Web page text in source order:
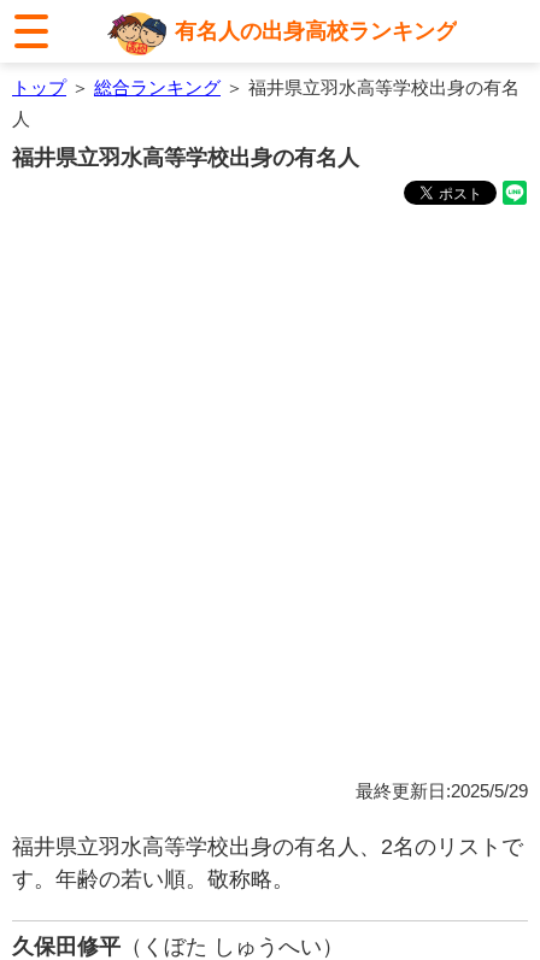
有名人の出身高校ランキング
トップ＞ 総合ランキング ＞ 福井県立羽水高等学校出身の有名
人
福井県立羽水高等学校出身の有名人
最終更新日:2025/5/29
福井県立羽水高等学校出身の有名人、2名のリストで
す。年齢の若い順。敬称略。
久保田修平 （くぼた しゅうへい）